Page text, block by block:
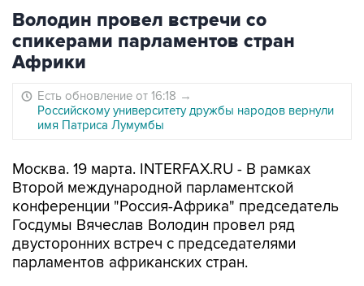
Володин провел встречи со
спикерами парламентов стран
Африки
Есть обновление от 16:18 →
Российскому университету дружбы народов вернули
имя Патриса Лумумбы
Москва. 19 марта. INTERFAX.RU - В рамках
Второй международной парламентской
конференции "Россия-Африка" председатель
Госдумы Вячеслав Володин провел ряд
двусторонних встреч с председателями
парламентов африканских стран.